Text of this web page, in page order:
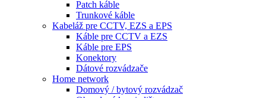
Patch káble
Trunkové káble
Kabeláž pre CCTV, EZS a EPS
Káble pre CCTV a EZS
Káble pre EPS
Konektory
Dátové rozvádzače
Home network
Domový / bytový rozvádzač